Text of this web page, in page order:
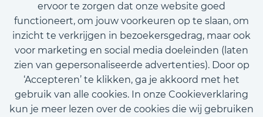
ervoor te zorgen dat onze website goed
functioneert, om jouw voorkeuren op te slaan, om
inzicht te verkrijgen in bezoekersgedrag, maar ook
voor marketing en social media doeleinden (laten
zien van gepersonaliseerde advertenties). Door op
‘Accepteren’ te klikken, ga je akkoord met het
gebruik van alle cookies. In onze Cookieverklaring
kun je meer lezen over de cookies die wij gebruiken